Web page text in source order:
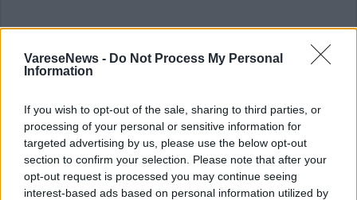
VareseNews - Do Not Process My Personal
Information
If you wish to opt-out of the sale, sharing to third parties, or
processing of your personal or sensitive information for
targeted advertising by us, please use the below opt-out
section to confirm your selection. Please note that after your
opt-out request is processed you may continue seeing
interest-based ads based on personal information utilized by